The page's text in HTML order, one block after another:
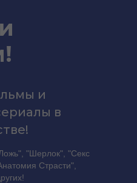
"Шерлок", "Секс
Страсти",
и
в